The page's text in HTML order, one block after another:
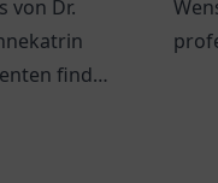
von Dr.
finden